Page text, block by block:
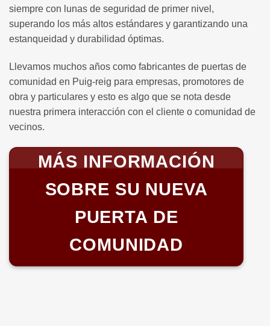
siempre con lunas de seguridad de primer nivel,
superando los más altos estándares y garantizando una
estanqueidad y durabilidad óptimas.
Llevamos muchos años como fabricantes de puertas de
comunidad en Puig-reig para empresas, promotores de
obra y particulares y esto es algo que se nota desde
nuestra primera interacción con el cliente o comunidad de
vecinos.
MÁS INFORMACIÓN
SOBRE SU NUEVA
PUERTA DE
COMUNIDAD